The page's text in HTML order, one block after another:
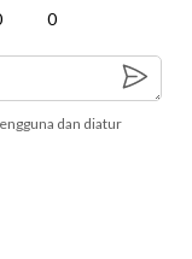
0
dan diatur